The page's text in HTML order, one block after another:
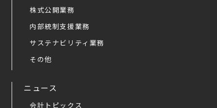
株式公開業務
内部統制支援業務
サステナビリティ業務
その他
ニュース
会計トピックス